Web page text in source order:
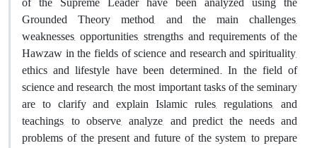
Grounded Theory method, and the main challenges,
weaknesses, opportunities, strengths and requirements of the
Hawzaw in the fields of science and research and spirituality,
ethics and lifestyle have been determined. In the field of
science and research, the most important tasks of the seminary
are to clarify and explain Islamic rules, regulations, and
teachings, to observe, analyze, and predict the needs and
problems of the present and future of the system, to prepare